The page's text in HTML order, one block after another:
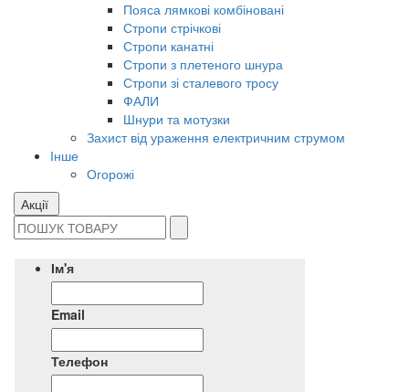
Пояса лямкові комбіновані
Стропи стрічкові
Стропи канатні
Стропи з плетеного шнура
Стропи зі сталевого тросу
ФАЛИ
Шнури та мотузки
Захист від ураження електричним струмом
Інше
Огорожі
Акції
Ім'я
Email
Телефон